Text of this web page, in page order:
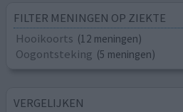
FILTER MENINGEN OP ZIEKTE
Hooikoorts (12 meningen)
Oogontsteking (5 meningen)
VERGELIJKEN